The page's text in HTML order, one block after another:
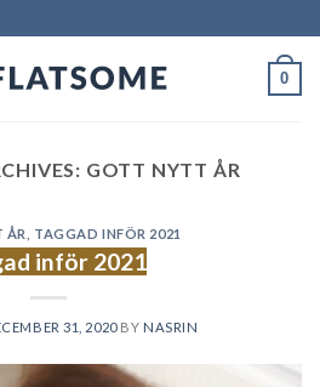
0
GOTT NYTT ÅR
ÅR TAGGAD INFÖR 2021
inför 2021
31, 2020BY NASRIN